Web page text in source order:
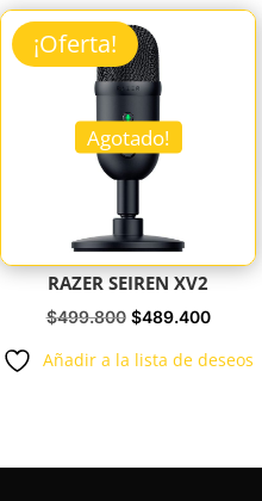
$200.000.
¡Oferta!
Agotado!
RAZER SEIREN XV2
$499.800 El
$489.400El
Añadir a la lista de deseos